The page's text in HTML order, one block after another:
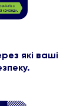
які ваші